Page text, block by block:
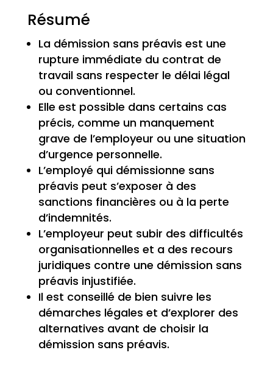
Résumé
La démission sans préavis est une
rupture immédiate du contrat de
travail sans respecter le délai légal
ou conventionnel.
Elle est possible dans certains cas
précis, comme un manquement
grave de l’employeur ou une situation
d’urgence personnelle.
L’employé qui démissionne sans
préavis peut s’exposer à des
sanctions financières ou à la perte
d’indemnités.
L’employeur peut subir des difficultés
organisationnelles et a des recours
juridiques contre une démission sans
préavis injustifiée.
Il est conseillé de bien suivre les
démarches légales et d’explorer des
alternatives avant de choisir la
démission sans préavis.